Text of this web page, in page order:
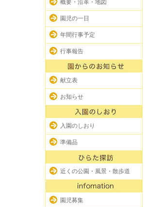
概要・沿革・地図
園児の一日
年間行事予定
行事報告
献立表
お知らせ
入園のしおり
準備品
近くの公園・風景・散歩道
園児募集